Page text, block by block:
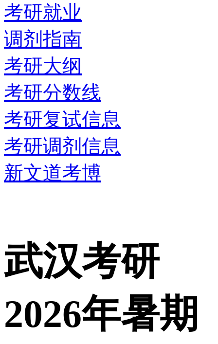
考研就业
调剂指南
考研大纲
考研分数线
考研复试信息
考研调剂信息
新文道考博
武汉考研
2026年暑期